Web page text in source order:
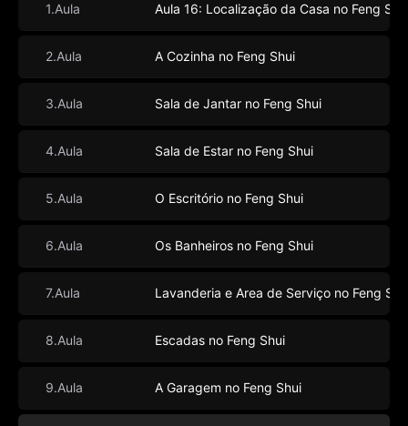
1.Aula Aula 16: Localização da Casa no Feng
2.Aula A Cozinha no Feng Shui
3.Aula Sala de Jantar no Feng Shui
4.Aula Sala de Estar no Feng Shui
5.Aula O Escritório no Feng Shui
6.Aula Os Banheiros no Feng Shui
7.Aula Lavanderia e Area de Serviço no Feng
8.Aula Escadas no Feng Shui
9.Aula A Garagem no Feng Shui